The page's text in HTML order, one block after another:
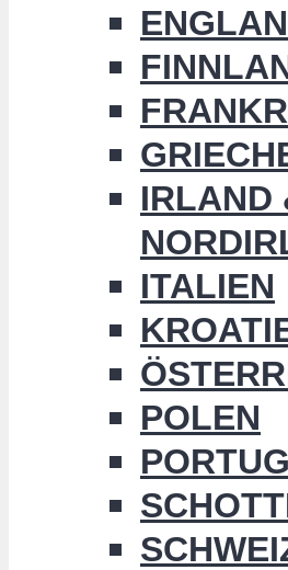
IRLAND
ITALIEN
POLEN